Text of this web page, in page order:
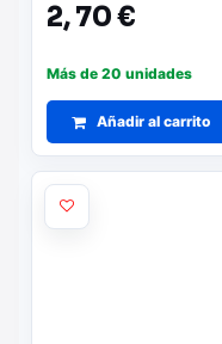
2,70 €
Más de 20 unidades
Añadir al carrito